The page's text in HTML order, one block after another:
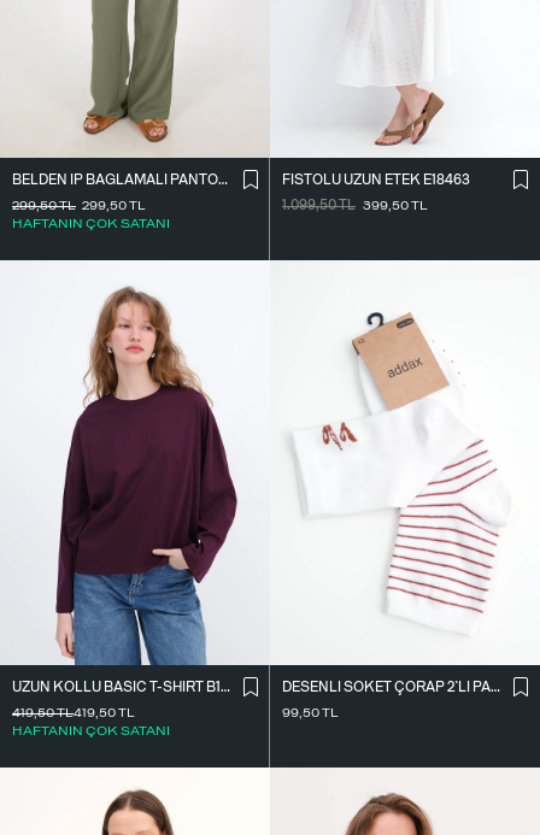
BELDEN İ̇P BAĞLAMALI PANTOLON PN16372-İ6
299,50TL
HAFTANIN ÇOK SATANI
299,50TL
FISTOLU UZUN ETEK E18463
1.099,50TL 399,50TL
UZUN KOLLU BASIC T-SHIRT B10571
419,50TL
HAFTANIN ÇOK SATANI
419,50TL
DESENLI SOKET ÇORAP 2`LI PAKET ÇRP3014
99,50TL